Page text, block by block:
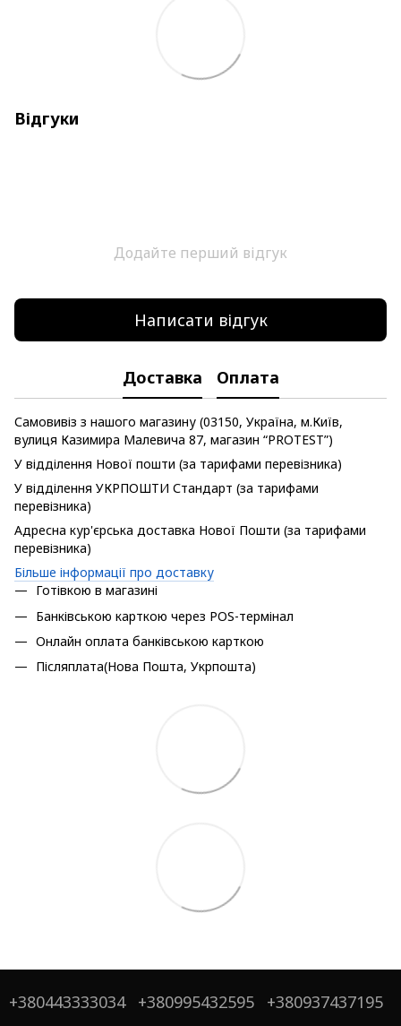
Відгуки
Додайте перший відгук
Написати відгук
Доставка Оплата
Самовивіз з нашого магазину (03150, Україна, м.Київ,
вулиця Казимира Малевича 87, магазин “PROTEST”)
У відділення Нової пошти (за тарифами перевізника)
У відділення УКРПОШТИ Стандарт (за тарифами
перевізника)
Адресна кур'єрська доставка Нової Пошти (за тарифами
перевізника)
Більше інформації про доставку
Готівкою в магазині
Банківською карткою через POS-термінал
Онлайн оплата банківською карткою
Післяплата(Нова Пошта, Укрпошта)
+380443333034 +380995432595 +380937437195